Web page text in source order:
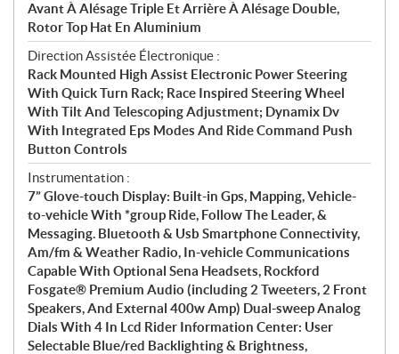
Avant À Alésage Triple Et Arrière À Alésage Double,
Rotor Top Hat En Aluminium
Direction Assistée Électronique :
Rack Mounted High Assist Electronic Power Steering
With Quick Turn Rack; Race Inspired Steering Wheel
With Tilt And Telescoping Adjustment; Dynamix Dv
With Integrated Eps Modes And Ride Command Push
Button Controls
Instrumentation :
7” Glove-touch Display: Built-in Gps, Mapping, Vehicle-
to-vehicle With *group Ride, Follow The Leader, &
Messaging. Bluetooth & Usb Smartphone Connectivity,
Am/fm & Weather Radio, In-vehicle Communications
Capable With Optional Sena Headsets, Rockford
Fosgate® Premium Audio (including 2 Tweeters, 2 Front
Speakers, And External 400w Amp) Dual-sweep Analog
Dials With 4 In Lcd Rider Information Center: User
Selectable Blue/red Backlighting & Brightness,